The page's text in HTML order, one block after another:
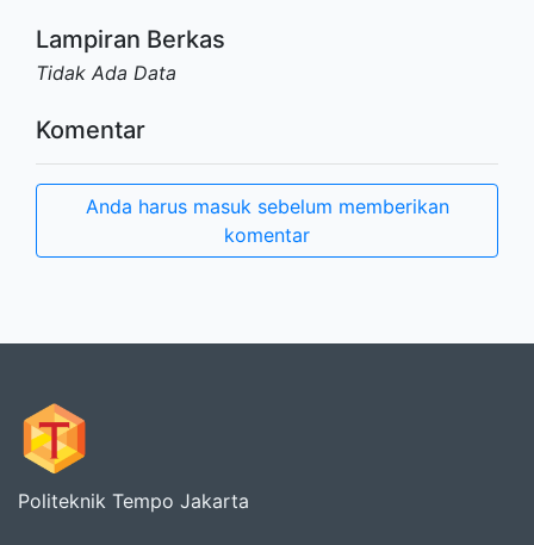
Lampiran Berkas
Tidak Ada Data
Komentar
Anda harus masuk sebelum memberikan
komentar
Politeknik Tempo Jakarta